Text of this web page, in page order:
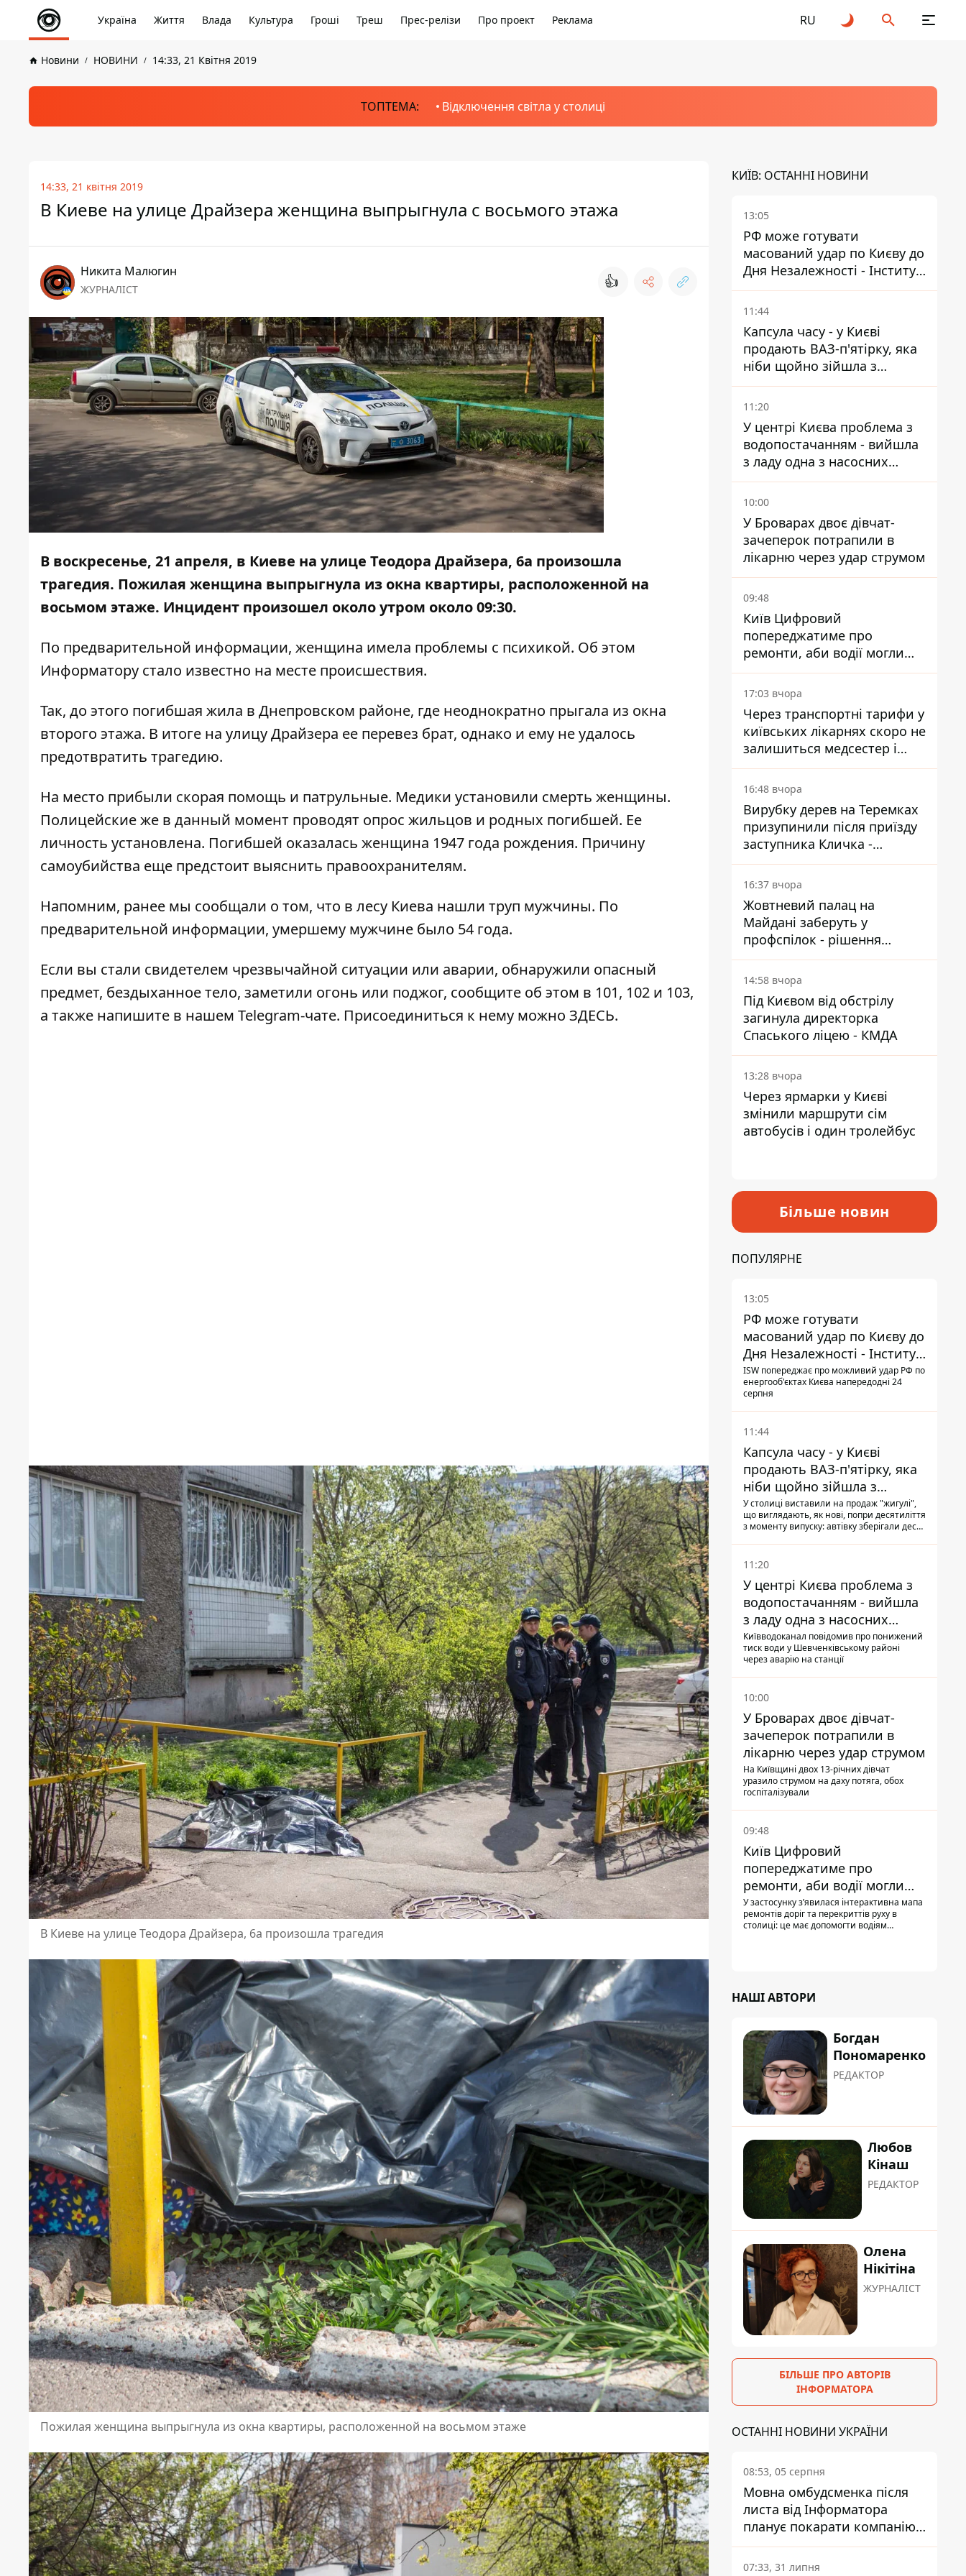
Україна Життя Влада Культура Гроші Треш Прес-релізи Про проект Реклама RU
Новини НОВИНИ 14:33, 21 Квітня 2019
ТОПТЕМА: Відключення світла у столиці
14:33, 21 квітня 2019
В Киеве на улице Драйзера женщина выпрыгнула с восьмого этажа
Никита Малюгин
ЖУРНАЛІСТ 👍
В воскресенье, 21 апреля, в Киеве на улице Теодора Драйзера, 6а произошла
трагедия. Пожилая женщина выпрыгнула из окна квартиры, расположенной на
восьмом этаже. Инцидент произошел около утром около 09:30.
По предварительной информации, женщина имела проблемы с психикой. Об этом
Информатору стало известно на месте происшествия.
Так, до этого погибшая жила в Днепровском районе, где неоднократно прыгала из окна
второго этажа. В итоге на улицу Драйзера ее перевез брат, однако и ему не удалось
предотвратить трагедию.
На место прибыли скорая помощь и патрульные. Медики установили смерть женщины.
Полицейские же в данный момент проводят опрос жильцов и родных погибшей. Ее
личность установлена. Погибшей оказалась женщина 1947 года рождения. Причину
самоубийства еще предстоит выяснить правоохранителям.
Напомним, ранее мы сообщали о том, что в лесу Киева нашли труп мужчины. По
предварительной информации, умершему мужчине было 54 года.
Если вы стали свидетелем чрезвычайной ситуации или аварии, обнаружили опасный
предмет, бездыханное тело, заметили огонь или поджог, сообщите об этом в 101, 102 и 103,
а также напишите в нашем Telegram-чате. Присоединиться к нему можно ЗДЕСЬ.
В Киеве на улице Теодора Драйзера, 6а произошла трагедия
Пожилая женщина выпрыгнула из окна квартиры, расположенной на восьмом этаже
КИЇВ: ОСТАННІ НОВИНИ
13:05
РФ може готувати
масований удар по Києву до
Дня Незалежності - Інститут
вивчення війни
11:44
Капсула часу - у Києві
продають ВАЗ-п'ятірку, яка
ніби щойно зійшла з
конвейєра
11:20
У центрі Києва проблема з
водопостачанням - вийшла
з ладу одна з насосних
станцій
10:00
У Броварах двоє дівчат-
зачеперок потрапили в
лікарню через удар струмом
09:48
Київ Цифровий
попереджатиме про
ремонти, аби водії могли
уникати ділянок із заторами
17:03 вчора
Через транспортні тарифи у
київських лікарнях скоро не
залишиться медсестер і
санітарок - професор
Голубовська
16:48 вчора
Вирубку дерев на Теремках
призупинили після приїзду
заступника Кличка -
почався діалог
16:37 вчора
Жовтневий палац на
Майдані заберуть у
профспілок - рішення
Господарського суду
14:58 вчора
Під Києвом від обстрілу
загинула директорка
Спаського ліцею - КМДА
13:28 вчора
Через ярмарки у Києві
змінили маршрути сім
автобусів і один тролейбус
Більше новин
ПОПУЛЯРНЕ
13:05
РФ може готувати
масований удар по Києву до
Дня Незалежності - Інститут
вивчення війни
ISW попереджає про можливий удар РФ по
енергооб'єктах Києва напередодні 24
серпня
11:44
Капсула часу - у Києві
продають ВАЗ-п'ятірку, яка
ніби щойно зійшла з
конвейєра
У столиці виставили на продаж "жигулі",
що виглядають, як нові, попри десятиліття
з моменту випуску: автівку зберігали десь
11:20
У центрі Києва проблема з
водопостачанням - вийшла
з ладу одна з насосних
станцій
Київводоканал повідомив про понижений
тиск води у Шевченківському районі
через аварію на станції
10:00
У Броварах двоє дівчат-
зачеперок потрапили в
лікарню через удар струмом
На Київщині двох 13-річних дівчат
уразило струмом на даху потяга, обох
госпіталізували
09:48
Київ Цифровий
попереджатиме про
ремонти, аби водії могли
уникати ділянок із заторами
У застосунку зʼявилася інтерактивна мапа
ремонтів доріг та перекриттів руху в
столиці: це має допомогти водіям
НАШІ АВТОРИ
Богдан
Пономаренко
РЕДАКТОР
Любов
Кінаш
РЕДАКТОР
Олена
Нікітіна
ЖУРНАЛІСТ
БІЛЬШЕ ПРО АВТОРІВ
ІНФОРМАТОРА
ОСТАННІ НОВИНИ УКРАЇНИ
08:53, 05 серпня
Мовна омбудсменка після
листа від Інформатора
планує покарати компанію-
підрядника ПриватБанку
07:33, 31 липня